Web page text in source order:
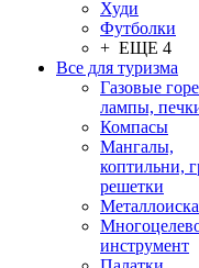
Худи
Футболки
+ ЕЩЕ 4
Все для туризма
Газовые
лампы,
Компасы
Мангалы,
коптильни,
решетки
инструмент